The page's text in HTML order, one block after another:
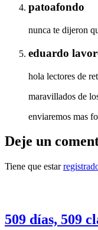
patoafondo
nunca te dijeron
eduardo
hola lectores de
maravillados de
enviaremos mas
Deje un
Tiene que estar
509 días, 509